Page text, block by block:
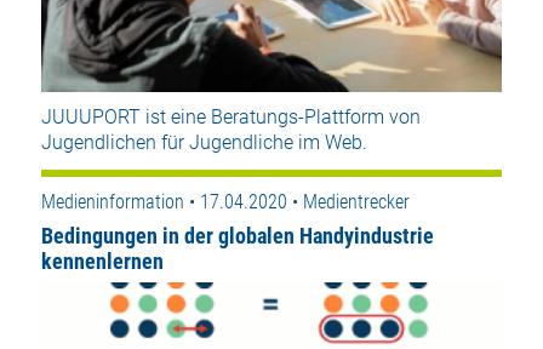
JUUUPORT ist eine Beratungs-Plattform von
Jugendlichen für Jugendliche im Web.
Medieninformation • 17.04.2020 • Medientrecker
Bedingungen in der globalen Handyindustrie
kennenlernen